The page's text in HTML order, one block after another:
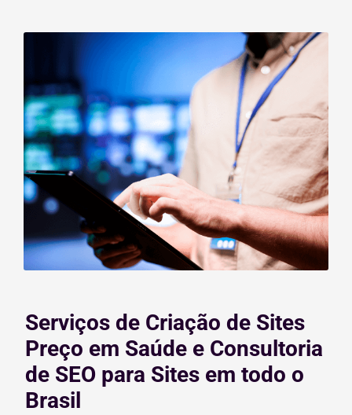
Serviços de Criação de Sites
Preço em Saúde e Consultoria
de SEO para Sites em todo o
Brasil